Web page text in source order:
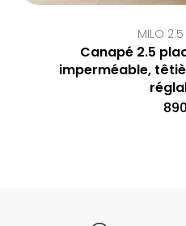
MILO
Canapé 2.5
imperméable,
890